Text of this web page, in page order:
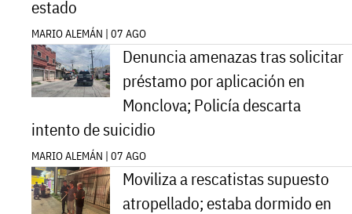
estado
MARIO ALEMÁN | 07 AGO
Denuncia amenazas tras solicitar
préstamo por aplicación en
Monclova; Policía descarta
intento de suicidio
MARIO ALEMÁN | 07 AGO
Moviliza a rescatistas supuesto
atropellado; estaba dormido en